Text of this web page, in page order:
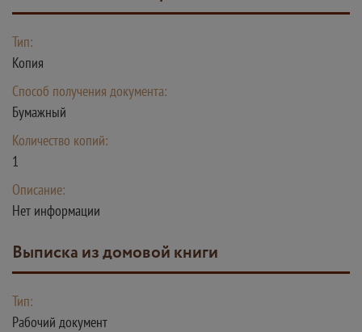
Тип:
Копия
Способ получения документа:
Бумажный
Количество копий:
1
Описание:
Нет информации
Выписка из домовой книги
Тип:
Рабочий документ